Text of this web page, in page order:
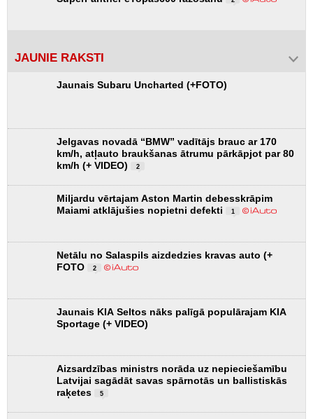
JAUNIE RAKSTI
Jaunais Subaru Uncharted (+FOTO)
Jelgavas novadā “BMW” vadītājs brauc ar 170
km/h, atļauto braukšanas ātrumu pārkāpjot par 80
km/h (+ VIDEO)
2
Miljardu vērtajam Aston Martin debesskrāpim
Maiami atklājušies nopietni defekti
1
Netālu no Salaspils aizdedzies kravas auto (+
FOTO
2
Jaunais KIA Seltos nāks palīgā populārajam KIA
Sportage (+ VIDEO)
Aizsardzības ministrs norāda uz nepieciešamību
Latvijai sagādāt savas spārnotās un ballistiskās
raķetes
5